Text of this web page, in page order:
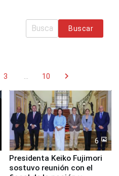
Buscar
3 10 chevron_right
6
Presidenta Keiko Fujimori
sostuvo reunión con el